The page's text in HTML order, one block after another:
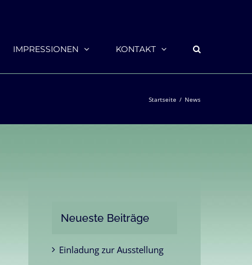
IMPRESSIONEN KONTAKT
Startseite News
Neueste Beiträge
Einladung zur Ausstellung